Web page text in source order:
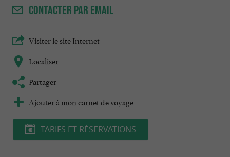
CONTACTER PAR EMAIL
Visiter le site Internet
Localiser
Partager
Ajouter à mon carnet de voyage
TARIFS ET RÉSERVATIONS